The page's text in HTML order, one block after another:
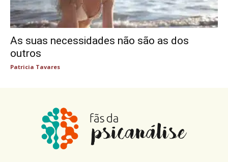
As suas necessidades não são as dos
outros
Patricia Tavares